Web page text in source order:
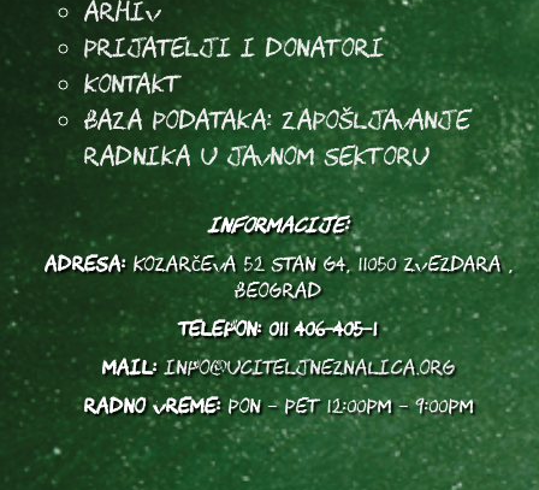
Arhiv
Prijatelji i donatori
Kontakt
Baza podataka: Zapošljavanje
radnika u javnom sektoru
INFORMACIJE:
ADRESA:Kozarčeva 52 stan G4, 11050 Zvezdara ,
Beograd
TELEFON: 011 406-405-1
MAIL: info@uciteljneznalica.org
RADNO VREME:PON - PET 12:00PM - 9:00PM